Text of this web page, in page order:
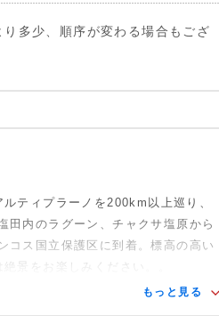
多少、順序が変わる場合もござ
ティプラーノを200km以上巡り、
田内のラグーン、チャクサ塩原から
コス国立保護区に到着。標高の高い
景をお楽しみください。。
もっと見る